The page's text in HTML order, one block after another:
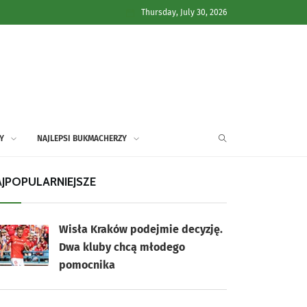
Thursday, July 30, 2026
NAJLEPSI BUKMACHERZY
Wisła Kraków podejmie decyzję.
Dwa kluby chcą młodego
pomocnika